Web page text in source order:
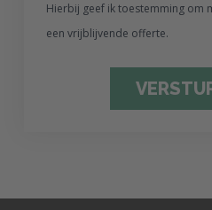
Hierbij geef ik toestemming om
een vrijblijvende offerte.